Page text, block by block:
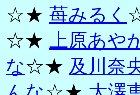
☆★ 苺みるく
☆★
上原あや
な☆★ 及川奈